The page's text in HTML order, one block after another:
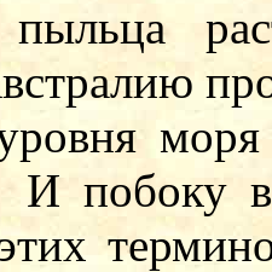
моря
И побоку